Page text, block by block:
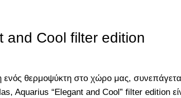
and Cool filter edition
ενός θερμοψύκτη στο χώρο μας,
Aquarius “Elegant and Cool” filter edition